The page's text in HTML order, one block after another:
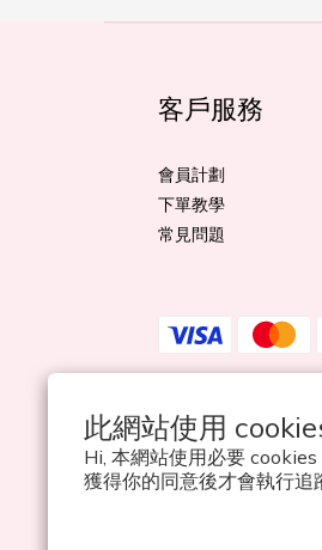
此網站使用
Hi, 本網站使用必要
獲得你的同意後才會執行追
客戶服務
會員計劃
下單教學
常見問題
$ HKD 繁體